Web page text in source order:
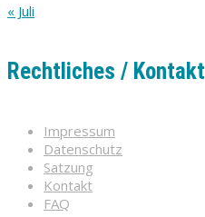
« Juli
Rechtliches / Kontakt
Impressum
Datenschutz
Satzung
Kontakt
FAQ